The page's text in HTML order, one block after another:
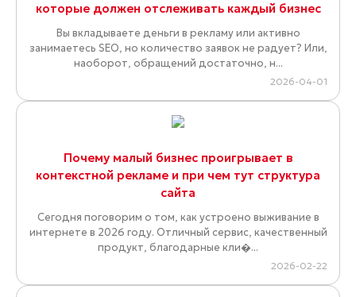
которые должен отслеживать каждый бизнес
Вы вкладываете деньги в рекламу или активно
занимаетесь SEO, но количество заявок не радует? Или,
наоборот, обращений достаточно, н...
2026-04-01
Почему малый бизнес проигрывает в
контекстной рекламе и при чем тут структура
сайта
Сегодня поговорим о том, как устроено выживание в
интернете в 2026 году. Отличный сервис, качественный
продукт, благодарные кли�...
2026-02-22